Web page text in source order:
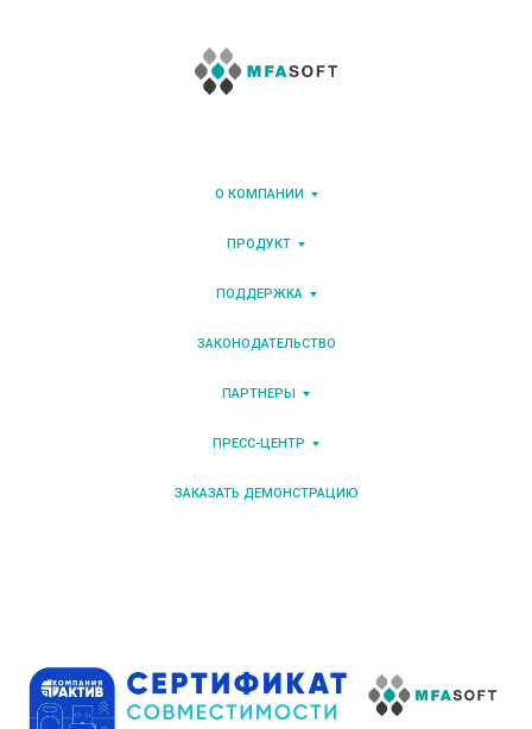
О КОМПАНИИ
ПРОДУКТ
ПОДДЕРЖКА
ЗАКОНОДАТЕЛЬСТВО
ПАРТНЕРЫ
ПРЕСС-ЦЕНТР
ЗАКАЗАТЬ ДЕМОНСТРАЦИЮ